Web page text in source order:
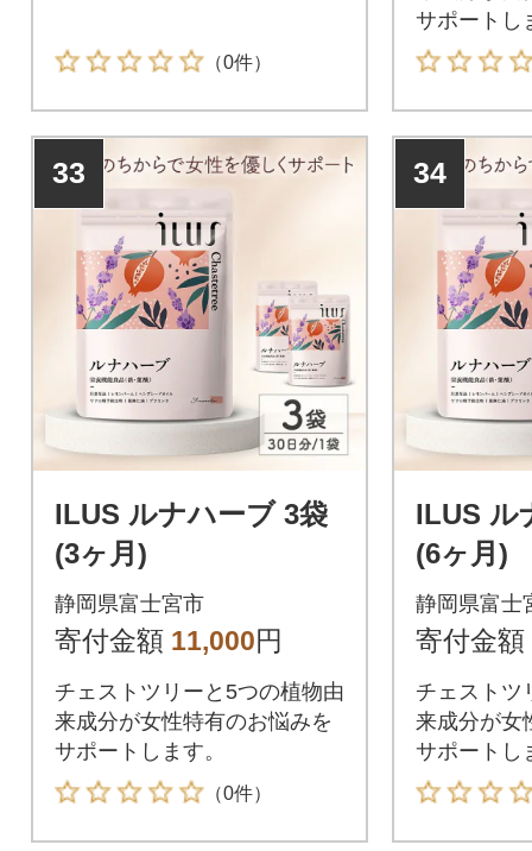
（0件）
サポートし
33
ILUS ルナハーブ 3袋
(3ヶ月)
静岡県富士宮市
寄付金額 11,000円
チェストツリーと5つの植物由
来成分が女性特有のお悩みを
サポートします。
（0件）
34
ILUS ル
(6ヶ月)
静岡県富士
寄付金額
チェストツ
来成分が女
サポートし